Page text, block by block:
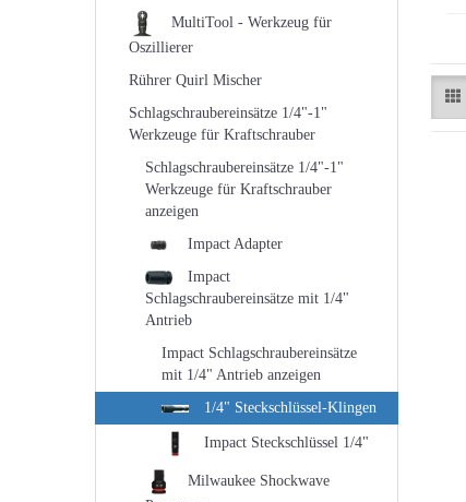
MultiTool - Werkzeug für
Oszillierer
Rührer Quirl Mischer
Schlagschraubereinsätze 1/4"-1"
Werkzeuge für Kraftschrauber
Schlagschraubereinsätze 1/4"-1"
Werkzeuge für Kraftschrauber
anzeigen
Impact Adapter
Impact
Schlagschraubereinsätze mit 1/4"
Antrieb
Impact Schlagschraubereinsätze
mit 1/4" Antrieb anzeigen
1/4" Steckschlüssel-Klingen
Impact Steckschlüssel 1/4"
Milwaukee Shockwave